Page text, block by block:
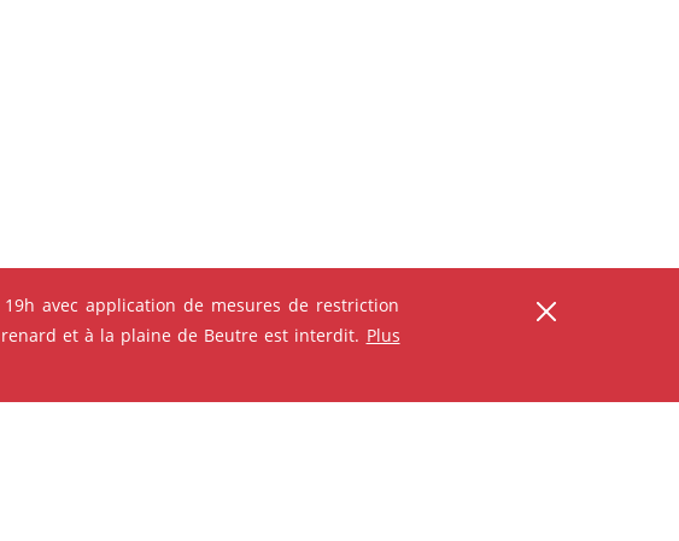
avec application de mesures de restriction
et à la plaine de Beutre est interdit. Plus